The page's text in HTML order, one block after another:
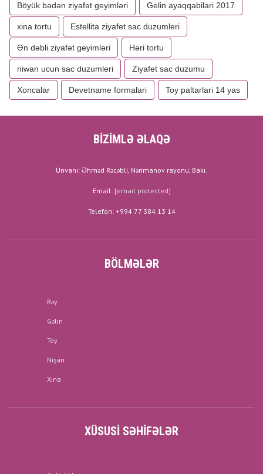
Böyük bədən ziyafət geyimləri Gelin ayaqqabilari 2017
xina tortu Estellita ziyafet sac duzumleri
Ən dəbli ziyafət geyimləri Həri tortu
niwan ucun sac duzumleri Ziyafet sac duzumu
Xoncalar Devetname formalari Toy paltarlari 14 yas
BİZİMLƏ ƏLAQƏ
Ünvanı: Əhməd Rəcəbli, Nərimanov rayonu, Bakı.
Email: [email protected]
Telefon: +994 77 384 13 14
BÖLMƏLƏR
Bəy
Gəlin
Toy
Nişan
Xına
XÜSUSI SƏHIFƏLƏR